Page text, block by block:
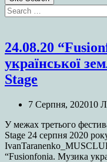
Search
for:
24.08.20
української
Stage
7 Серпня, 202010
У межах третього
Stage 24 серпня 2020
“Fusionfonia. Музика